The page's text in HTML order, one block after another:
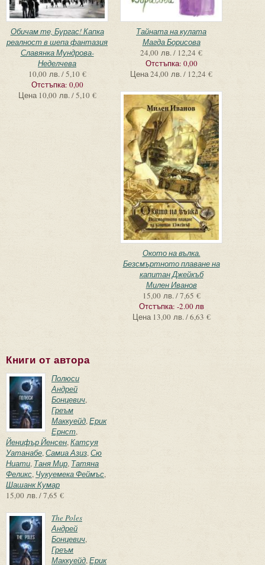
Обичам те, Бургас! Капка
реалност в шепа фантазия
Славянка Мундрова-
Неделчева
10,00 лв. / 5,10 €
Отстъпка: 0,00
Цена 10,00 лв. / 5,10 €
Тайната на кулата
Магда Борисова
24,00 лв. / 12,24 €
Отстъпка: 0,00
Цена24,00 лв. / 12,24 €
Окото на вълка.
Безсмъртното плаване на
капитан Джейкъб
Милен Иванов
15,00 лв. / 7,65 €
Отстъпка: -2.00 лв
Цена 13,00 лв. / 6,63 €
Книги от автора
Полюси
Андрей
Бонцевич,
Греъм
Маккуейд,Ерик
Ернст,
Йенифър Йенсен,Катсуя
Уатанабе,Самиа Азиз,Сю
Ниати, Таня Мир, Татяна
Феликс, Чукуемека Феймъс,
Шашанк Кумар
15,00 лв. / 7,65 €
The Poles
Андрей
Бонцевич,
Греъм
Маккуейд,Ерик